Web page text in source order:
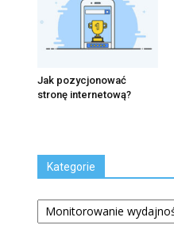
Jak pozycjonować
stronę internetową?
Kategorie
Kategorie